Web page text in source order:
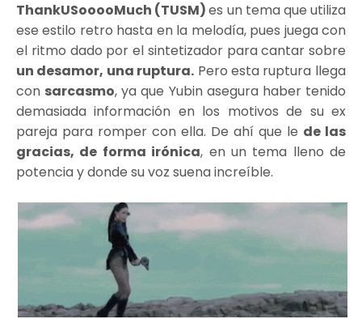
ThankUSooooMuch (TUSM)es un tema que utiliza
ese estilo retro hasta en la melodía, pues juega con
el ritmo dado por el sintetizador para cantar sobre
un desamor, una ruptura. Pero esta ruptura llega
con sarcasmo, ya que Yubin asegura haber tenido
demasiada información en los motivos de su ex
pareja para romper con ella. De ahí que le de las
gracias, de forma irónica, en un tema lleno de
potencia y donde su voz suena increíble.